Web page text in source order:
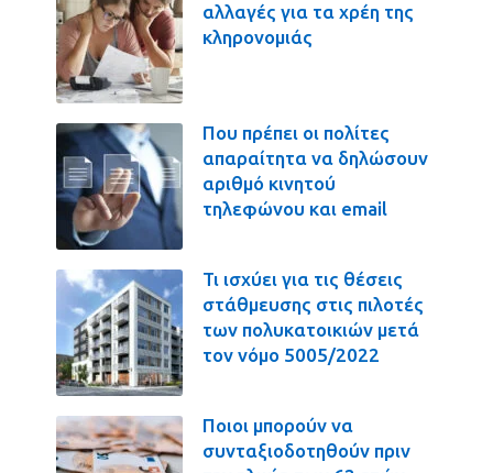
αλλαγές για τα χρέη της
κληρονομιάς
Που πρέπει οι πολίτες
απαραίτητα να δηλώσουν
αριθμό κινητού
τηλεφώνου και email
Τι ισχύει για τις θέσεις
στάθμευσης στις πιλοτές
των πολυκατοικιών μετά
τον νόμο 5005/2022
Ποιοι μπορούν να
συνταξιοδοτηθούν πριν